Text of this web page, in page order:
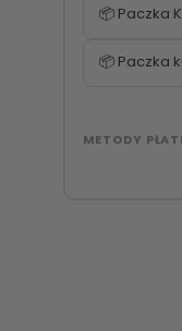
📦 Paczka
📦 Paczka
METODY